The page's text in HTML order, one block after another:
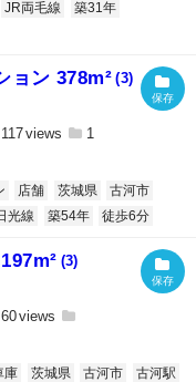
JR両毛線
築31年
ョン 378m² (3)
117 1
店舗 茨城県
古河市
光線 築54年 徒歩6分
(3)
60
庫 茨城県 古河市
古河駅